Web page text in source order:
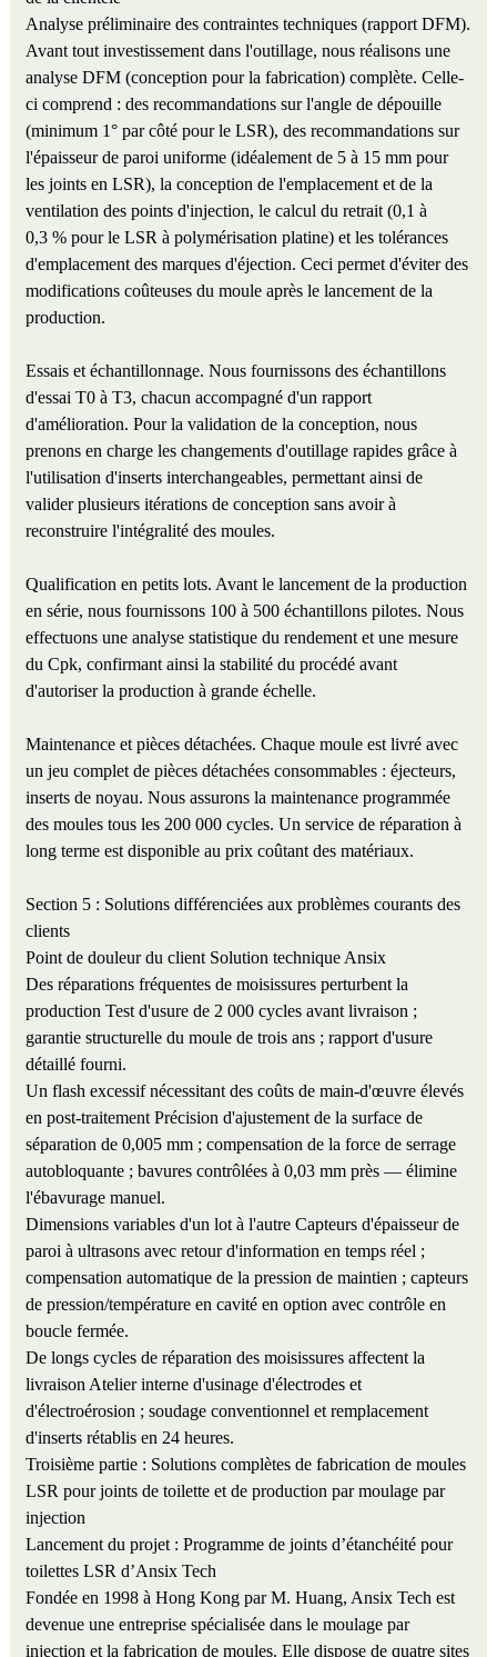
Analyse préliminaire des contraintes techniques (rapport DFM).
Avant tout investissement dans l'outillage, nous réalisons une
analyse DFM (conception pour la fabrication) complète. Celle-
ci comprend : des recommandations sur l'angle de dépouille
(minimum 1° par côté pour le LSR), des recommandations sur
l'épaisseur de paroi uniforme (idéalement de 5 à 15 mm pour
les joints en LSR), la conception de l'emplacement et de la
ventilation des points d'injection, le calcul du retrait (0,1 à
0,3 % pour le LSR à polymérisation platine) et les tolérances
d'emplacement des marques d'éjection. Ceci permet d'éviter des
modifications coûteuses du moule après le lancement de la
production.
Essais et échantillonnage. Nous fournissons des échantillons
d'essai T0 à T3, chacun accompagné d'un rapport
d'amélioration. Pour la validation de la conception, nous
prenons en charge les changements d'outillage rapides grâce à
l'utilisation d'inserts interchangeables, permettant ainsi de
valider plusieurs itérations de conception sans avoir à
reconstruire l'intégralité des moules.
Qualification en petits lots. Avant le lancement de la production
en série, nous fournissons 100 à 500 échantillons pilotes. Nous
effectuons une analyse statistique du rendement et une mesure
du Cpk, confirmant ainsi la stabilité du procédé avant
d'autoriser la production à grande échelle.
Maintenance et pièces détachées. Chaque moule est livré avec
un jeu complet de pièces détachées consommables : éjecteurs,
inserts de noyau. Nous assurons la maintenance programmée
des moules tous les 200 000 cycles. Un service de réparation à
long terme est disponible au prix coûtant des matériaux.
Section 5 : Solutions différenciées aux problèmes courants des
clients
Point de douleur du client Solution technique Ansix
Des réparations fréquentes de moisissures perturbent la
production Test d'usure de 2 000 cycles avant livraison ;
garantie structurelle du moule de trois ans ; rapport d'usure
détaillé fourni.
Un flash excessif nécessitant des coûts de main-d'œuvre élevés
en post-traitement Précision d'ajustement de la surface de
séparation de 0,005 mm ; compensation de la force de serrage
autobloquante ; bavures contrôlées à 0,03 mm près — élimine
l'ébavurage manuel.
Dimensions variables d'un lot à l'autre Capteurs d'épaisseur de
paroi à ultrasons avec retour d'information en temps réel ;
compensation automatique de la pression de maintien ; capteurs
de pression/température en cavité en option avec contrôle en
boucle fermée.
De longs cycles de réparation des moisissures affectent la
livraison Atelier interne d'usinage d'électrodes et
d'électroérosion ; soudage conventionnel et remplacement
d'inserts rétablis en 24 heures.
Troisième partie : Solutions complètes de fabrication de moules
LSR pour joints de toilette et de production par moulage par
injection
Lancement du projet : Programme de joints d’étanchéité pour
toilettes LSR d’Ansix Tech
Fondée en 1998 à Hong Kong par M. Huang, Ansix Tech est
devenue une entreprise spécialisée dans le moulage par
injection et la fabrication de moules. Elle dispose de quatre sites